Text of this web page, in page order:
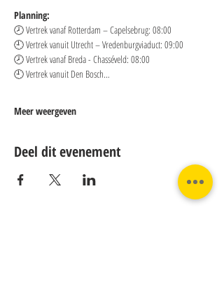
Planning:
🕗 Vertrek vanaf Rotterdam – Capelsebrug: 08:00
🕘 Vertrek vanuit Utrecht – Vredenburgviaduct: 09:00
🕗 Vertrek vanaf Breda - Chasséveld: 08:00
🕘 Vertrek vanuit Den Bosch…
Meer weergeven
Deel dit evenement